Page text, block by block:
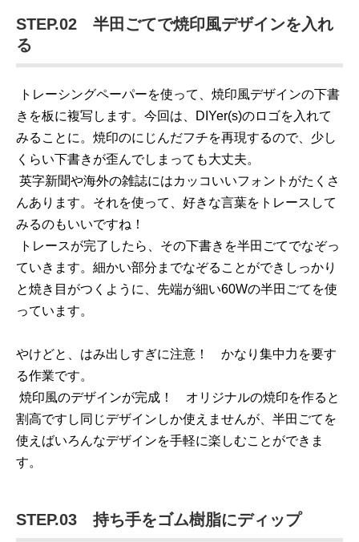
STEP.02 半田ごてで焼印風デザインを入れ
る
トレーシングペーパーを使って、焼印風デザインの下書
きを板に複写します。今回は、DIYer(s)のロゴを入れて
みることに。焼印のにじんだフチを再現するので、少し
くらい下書きが歪んでしまっても大丈夫。
英字新聞や海外の雑誌にはカッコいいフォントがたくさ
んあります。それを使って、好きな言葉をトレースして
みるのもいいですね！
トレースが完了したら、その下書きを半田ごてでなぞっ
ていきます。細かい部分までなぞることができしっかり
と焼き目がつくように、先端が細い60Wの半田ごてを使
っています。
やけどと、はみ出しすぎに注意！ かなり集中力を要す
る作業です。
焼印風のデザインが完成！ オリジナルの焼印を作ると
割高ですし同じデザインしか使えませんが、半田ごてを
使えばいろんなデザインを手軽に楽しむことができま
す。
STEP.03 持ち手をゴム樹脂にディップ